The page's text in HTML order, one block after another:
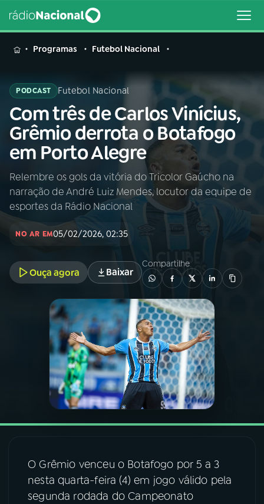
MENU
Buscar
na
Rádio
Nacional
Buscar
AO VIVO
PROGRAMAS
PODCASTS
VIDEOCASTS
08 FESTIVAL DE MÚSICA
Programas Futebol Nacional
PODCAST Futebol Nacional
Com três de Carlos Vinícius,
Grêmio derrota o Botafogo
em Porto Alegre
Relembre os gols da vitória do Tricolor Gaúcho na
narração de André Luiz Mendes, locutor da equipe de
esportes da Rádio Nacional
NO AR EM05/02/2026, 02:35
Ouça agora Baixar
Compartilhe
O Grêmio venceu o Botafogo por 5 a 3
nesta quarta-feira (4) em jogo válido pela
segunda rodada do Campeonato